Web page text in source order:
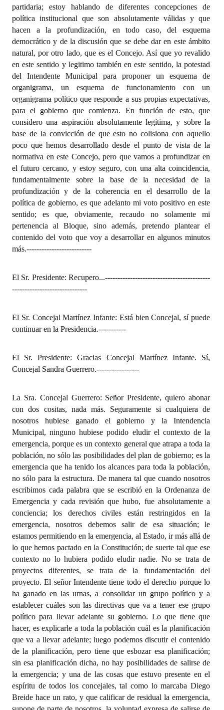
partidaria; estoy hablando de diferentes concepciones de
política institucional que son absolutamente válidas y que
hacen a la profundización, en todo caso, del esquema
democrático y de la discusión que se debe dar en este ámbito
natural, por otro lado, que es el Concejo. Así que yo revalido
en este sentido y legitimo también en este sentido, la potestad
del Intendente Municipal para proponer un esquema de
organigrama, un esquema de funcionamiento con un
organigrama político que responde a sus propias expectativas,
para el gobierno que comienza. En función de esto, que
considero una aspiración absolutamente legítima, y sobre la
base de la convicción de que esto no colisiona con aquello
poco que hemos desarrollado desde el punto de vista de la
normativa en este Concejo, pero que vamos a profundizar en
el futuro cercano, y estoy seguro, con una alta coincidencia,
fundamentalmente sobre la base de la necesidad de la
profundización y de la coherencia en el desarrollo de la
política de gobierno, es que adelanto mi voto positivo en este
sentido; es que, obviamente, recaudo no solamente mi
pertenencia al Bloque, sino además, pretendo plantear el
contenido del voto que voy a desarrollar en algunos minutos
más.--------------------------
El Sr. Presidente: Recupero...------------------------------------------
------------------------------
El Sr. Concejal Martínez Infante: Está bien Concejal, sí puede
continuar en la Presidencia.-----------
El Sr. Presidente: Gracias Concejal Martínez Infante. Sí,
Concejal Sandra Guerrero.-----------------
La Sra. Concejal Guerrero: Señor Presidente, quiero abonar
con dos cositas, nada más. Seguramente si cualquiera de
nosotros hubiese ganado el gobierno y la Intendencia
Municipal, ninguno hubiese podido eludir el contexto de la
emergencia, porque es un contexto general que atrapa a toda la
población, no sólo las posibilidades del plan de gobierno; es la
emergencia que ha tenido los alcances para toda la población,
no sólo para la estructura. De manera tal que cuando nosotros
escribimos cada palabra que se escribió en la Ordenanza de
Emergencia y cada revisión que hubo, fue absolutamente a
conciencia; los derechos civiles están restringidos en la
emergencia, nosotros debemos salir de esa situación; le
estamos permitiendo en la emergencia, al Estado, ir más allá de
lo que hemos pactado en la Constitución; de suerte tal que ese
contexto no lo hubiera podido eludir nadie. No se trata de
proyectos diferentes, se trata de la fundamentación del
proyecto. El señor Intendente tiene todo el derecho porque lo
ha ganado en las urnas, a consolidar un grupo político y a
establecer cuáles son las directivas que va a tener ese grupo
político para llevar adelante su gobierno. Lo que tiene que
hacer, es explicarle a toda la población cuál es la planificación
que va a llevar adelante; luego podemos discutir el contenido
de la planificación, pero tiene que esbozar esa planificación;
sin esa planificación dicha, no hay posibilidades de salirse de
la emergencia; y una de las cosas que estuvo presente en el
espíritu de todos los concejales, tal como lo marcaba Diego
Breide hace un rato, y que calificar de residual la emergencia,